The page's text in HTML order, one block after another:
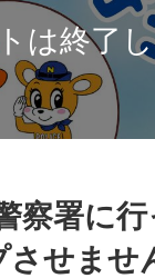
は終了
察署に
させませ
トに
を